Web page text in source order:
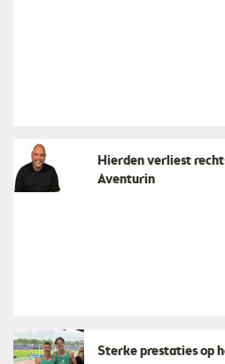
Hierden verliest
Aventurin
Sterke prestaties op